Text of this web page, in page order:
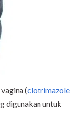
(clotrimazole
digunakan untuk